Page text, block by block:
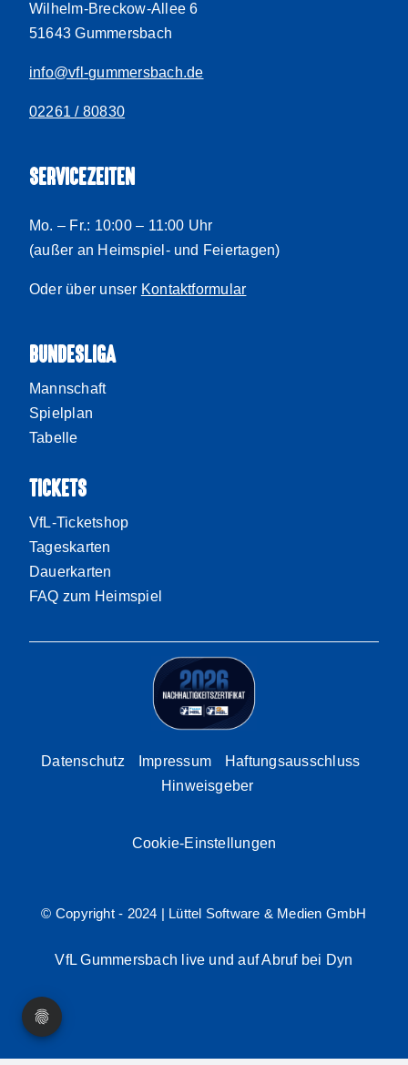
Wilhelm-Breckow-Allee 6
51643 Gummersbach
info@vfl-gummersbach.de
02261 / 80830
SERVICEZEITEN
Mo. – Fr.: 10:00 – 11:00 Uhr
(außer an Heimspiel- und Feiertagen)
Oder über unser Kontaktformular
BUNDESLIGA
Mannschaft
Spielplan
Tabelle
TICKETS
VfL-Ticketshop
Tageskarten
Dauerkarten
FAQ zum Heimspiel
Datenschutz Impressum
Haftungsausschluss
Hinweisgeber
Cookie-Einstellungen
© Copyright - 2024 | Lüttel Software & Medien GmbH
VfL Gummersbach live und auf Abruf bei Dyn